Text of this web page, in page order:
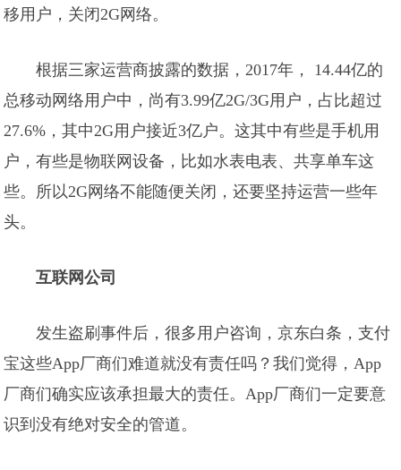
移用户，关闭2G网络。
根据三家运营商披露的数据，2017年， 14.44亿的
总移动网络用户中，尚有3.99亿2G/3G用户，占比超过
27.6%，其中2G用户接近3亿户。这其中有些是手机用
户，有些是物联网设备，比如水表电表、共享单车这
些。所以2G网络不能随便关闭，还要坚持运营一些年
头。
互联网公司
发生盗刷事件后，很多用户咨询，京东白条，支付
宝这些App厂商们难道就没有责任吗？我们觉得，App
厂商们确实应该承担最大的责任。App厂商们一定要意
识到没有绝对安全的管道。